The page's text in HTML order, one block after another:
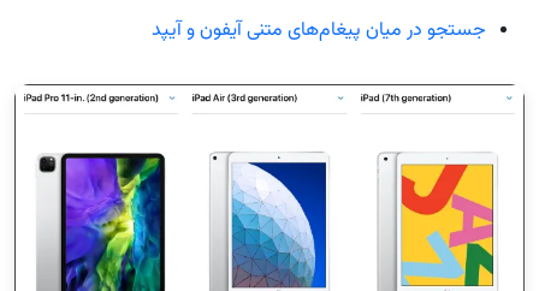
جستجو در میان پیغام‌های متنی آیفون و آیپد